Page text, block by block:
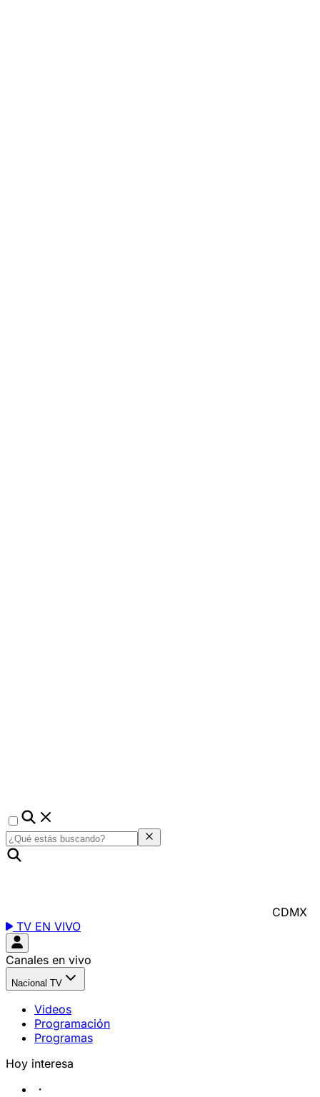
CDMX
TV EN VIVO
Canales en vivo
Nacional TV
Videos
Programación
Programas
Hoy interesa